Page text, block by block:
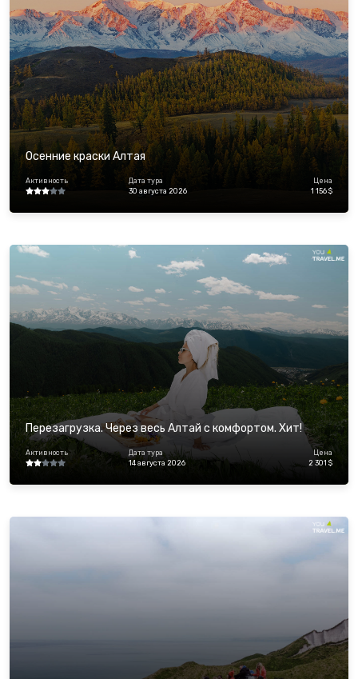
Осенние краски Алтая
Активность
Дата тура
30 августа 2026
Цена
1 156 $
Перезагрузка. Через весь Алтай с комфортом. Хит!
Активность
Дата тура
14 августа 2026
Цена
2 301 $